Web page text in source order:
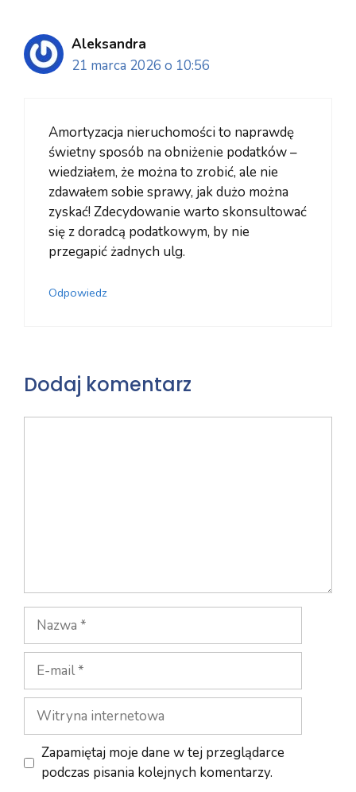
Aleksandra
21 marca 2026 o 10:56
Amortyzacja nieruchomości to naprawdę
świetny sposób na obniżenie podatków –
wiedziałem, że można to zrobić, ale nie
zdawałem sobie sprawy, jak dużo można
zyskać! Zdecydowanie warto skonsultować
się z doradcą podatkowym, by nie
przegapić żadnych ulg.
Odpowiedz
Dodaj komentarz
Nazwa
mail
Witryna
internetowa
Zapamiętaj moje dane w tej przeglądarce
podczas pisania kolejnych komentarzy.